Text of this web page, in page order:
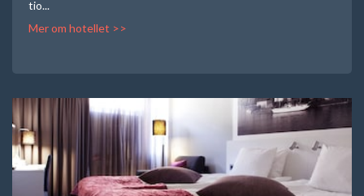
tio...
Mer om hotellet >>